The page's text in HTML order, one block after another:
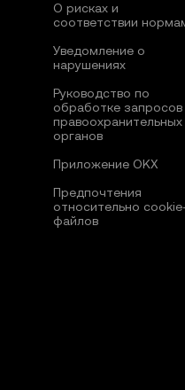
О рисках и
соответствии
Уведомление о
нарушениях
Руководство по
обработке запросов
правоохранительных
органов
Приложение OKX
Предпочтения
относительно
файлов